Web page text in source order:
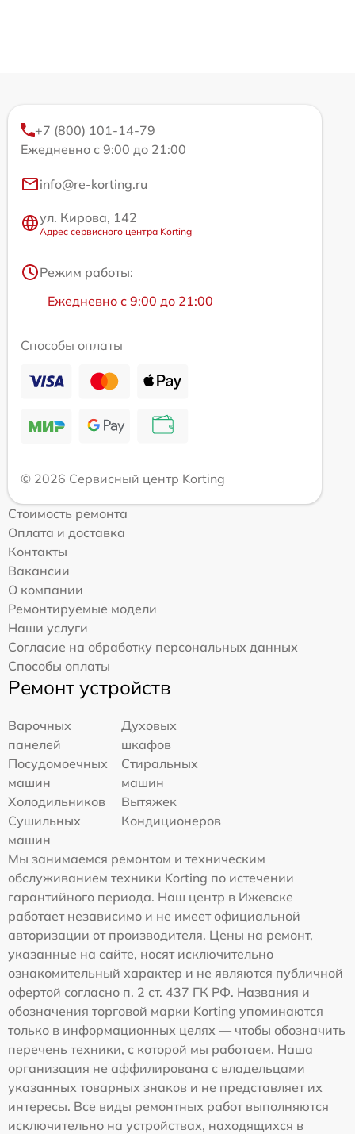
+7 (800) 101-14-79
Ежедневно с 9:00 до 21:00
info@re-korting.ru
ул. Кирова, 142
Адрес сервисного центра Korting
Режим работы:
Ежедневно с 9:00 до 21:00
Способы оплаты
© 2026 Сервисный центр Korting
Стоимость ремонта
Оплата и доставка
Контакты
Вакансии
О компании
Ремонтируемые модели
Наши услуги
Согласие на обработку персональных данных
Способы оплаты
Ремонт устройств
Варочных
панелей
Духовых
шкафов
Посудомоечных
машин
Стиральных
машин
Холодильников
Вытяжек
Сушильных
машин
Кондиционеров
Мы занимаемся ремонтом и техническим
обслуживанием техники Korting по истечении
гарантийного периода. Наш центр в Ижевске
работает независимо и не имеет официальной
авторизации от производителя. Цены на ремонт,
указанные на сайте, носят исключительно
ознакомительный характер и не являются публичной
офертой согласно п. 2 ст. 437 ГК РФ. Названия и
обозначения торговой марки Korting упоминаются
только в информационных целях — чтобы обозначить
перечень техники, с которой мы работаем. Наша
организация не аффилирована с владельцами
указанных товарных знаков и не представляет их
интересы. Все виды ремонтных работ выполняются
исключительно на устройствах, находящихся в